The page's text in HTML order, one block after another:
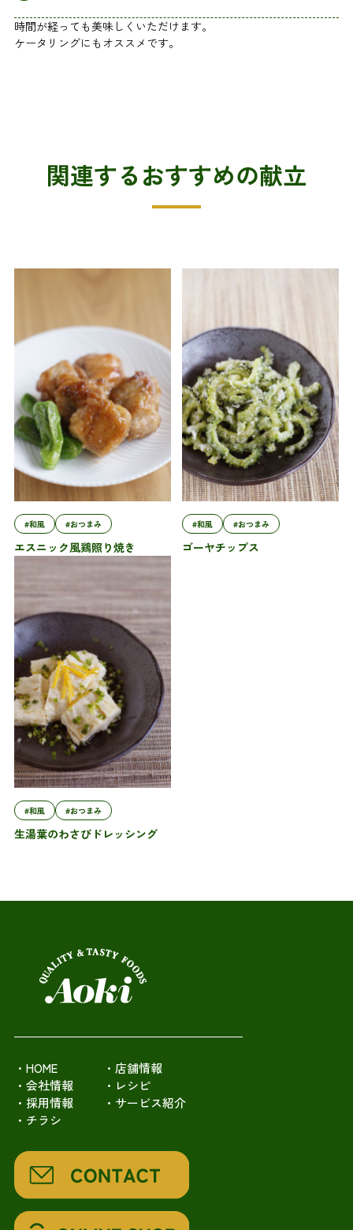
時間が経っても美味しくいただけます。
ケータリングにもオススメです。
関連するおすすめの献立
#和風 #おつまみ
エスニック風鶏照り焼き
#和風 #おつまみ
ゴーヤチップス
#和風 #おつまみ
生湯葉のわさびドレッシング
・HOME
・店舗情報
・会社情報
・レシピ
・採用情報
・サービス紹介
・チラシ